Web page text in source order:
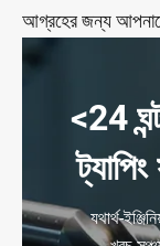
আগ্রহের জন্য
<24
যথার্থ-